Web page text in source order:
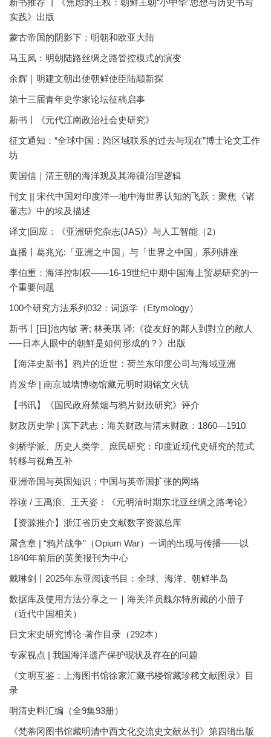
新书推荐 丨《焦虑的王权：朝鲜王朝“小中华”思想与历史书写
实践》出版
蒙古帝国的阴影下：明朝和欧亚大陆
马玉凤：明朝陆路丝绸之路管控模式的演变
余辉｜明建文朝出使朝鲜使臣陆颙新探
第十三届青年史学家论坛征稿启事
新书丨《元代江南政治社会史研究》
征文通知：“全球中国：跨区域联系的过去与现在”博士论文工作
坊
黄国信｜清王朝的海洋观及其海疆治理逻辑
刊文 || 宋代中国对印度洋—地中海世界认知的飞跃：聚焦《诸
蕃志》中的埃及描述
译文|回应：《亚洲研究杂志(JAS)》与人工智能（2）
直播丨葛兆光:「亚洲之中国」与「世界之中国」系列讲座
李伯重：海洋控制权——16-19世纪中期中国海上贸易研究的一
个重要问题
100个研究方法系列032：词源学（Etymology）
新书丨[日]池內敏 著; 林美琪 译:《從友好的鄰人到對立的敵人
──日本人眼中的朝鮮是如何形成的？》出版
【海洋史新书】鸦片的近世：荷兰东印度公司与海域亚洲
肖发华 | 南京城墙博物馆藏元明时期铭文火铳
【书讯】《国民政府禁烟与鸦片财政研究》评介
财政历史学 | 滨下武志：海关财政与清末财政：1860—1910
剑桥学派、历史人类学、庶民研究：印度近现代史研究的范式
转移与视角互补
亚洲帝国与英国知识：中国与英帝国扩张的网络
荐读 / 王禹浪、王天姿：《元明清时期东北亚丝绸之路考论》
【资源推介】浙江省历史文献数字资源总库
屠含章 | “鸦片战争”（Opium War）一词的出现与传播——以
1840年前后的英美报刊为中心
戴琳剑丨2025年东亚阅读书目：全球、海洋、朝鲜半岛
数据库及使用方法分享之一｜海关洋员魏尔特所藏的小册子
（近代中国相关）
日文宋史研究博论·著作目录（292本）
专家视点 | 我国海洋遗产保护现状及存在的问题
《文明互鉴：上海图书馆徐家汇藏书楼馆藏珍稀文献图录》目
录
明清史料汇编（全9集93册）
《梵蒂冈图书馆藏明清中西文化交流史文献丛刊》第四辑出版